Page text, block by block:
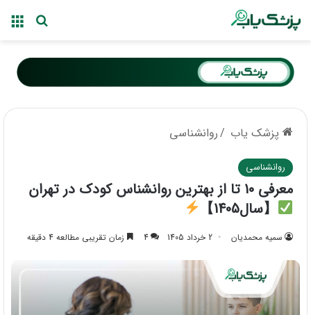
پزشک یاب /روانشناسی
روانشناسی
معرفی 10 تا از بهترین روانشناس کودک در تهران
【سال1405】
سمیه محمدیان 2 خرداد 1405 4 زمان تقریبی مطالعه 4 دقیقه